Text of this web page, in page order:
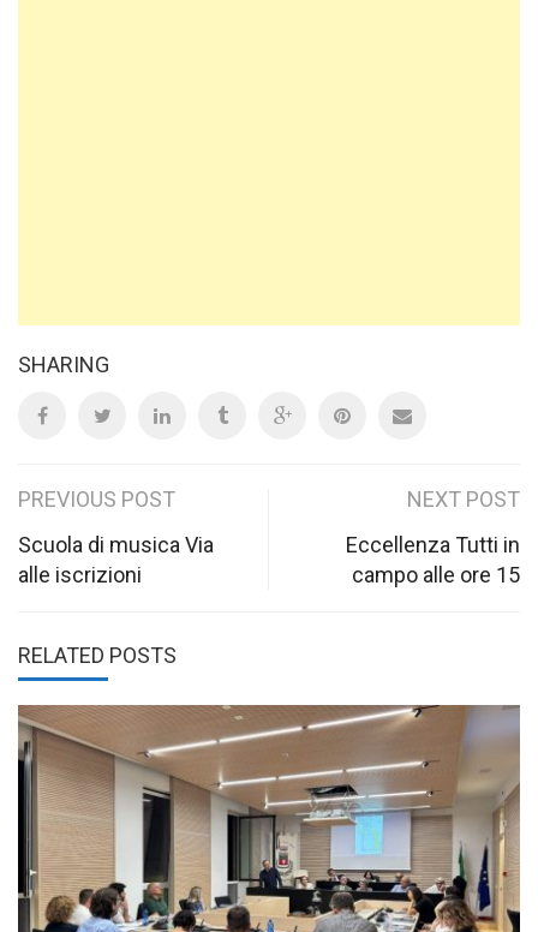
SHARING
Post
navigation
PREVIOUS POST
Scuola di musica Via
alle iscrizioni
NEXT POST
Eccellenza Tutti in
campo alle ore 15
RELATED POSTS